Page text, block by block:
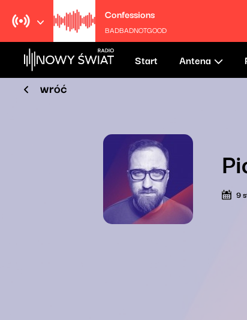
Confessions
BADBADNOTGOOD
Start Antena
wróć
9